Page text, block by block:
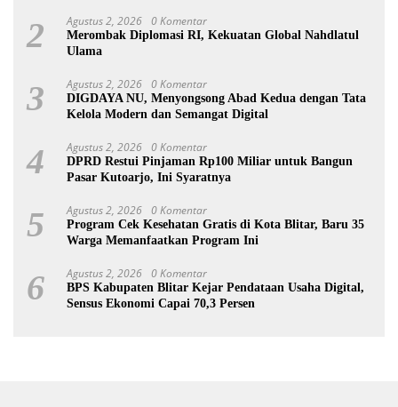
2 Agustus 2, 2026 0 Komentar
Merombak Diplomasi RI, Kekuatan Global Nahdlatul
Ulama
3 Agustus 2, 2026 0 Komentar
DIGDAYA NU, Menyongsong Abad Kedua dengan Tata
Kelola Modern dan Semangat Digital
4 Agustus 2, 2026 0 Komentar
DPRD Restui Pinjaman Rp100 Miliar untuk Bangun
Pasar Kutoarjo, Ini Syaratnya
5 Agustus 2, 2026 0 Komentar
Program Cek Kesehatan Gratis di Kota Blitar, Baru 35
Warga Memanfaatkan Program Ini
6 Agustus 2, 2026 0 Komentar
BPS Kabupaten Blitar Kejar Pendataan Usaha Digital,
Sensus Ekonomi Capai 70,3 Persen